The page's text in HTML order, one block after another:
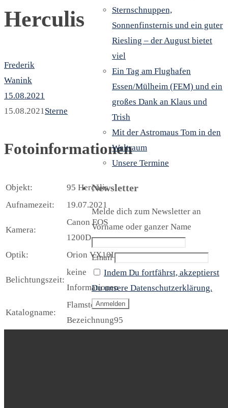
Herculis
Frederik
Wanink
15.08.2021
15.08.2021Sterne
Fotoinformationen
Objekt:
95 Herculis
Aufnamezeit:
19.07.2021
Kamera:
Canon EOS
1200D
Optik:
Orion VX10L
Belichtungszeit:
keine
Informationen
Katalogname:
Flamsteed-
Bezeichnung95
Sternschnuppen,
Sonnenfinsternis und ein guter
Riesling – der August bietet
viel
Ein Tag am Flughafen
Essen/Mülheim (FEM) und ein
großes Dank an Klaus und
Trish
Mit der Astromaus Tom in den
Weltraum
Unsere Termine
Newsletter
Melde dich zum Newsletter an
Vorname oder ganzer Name
Email
Indem Du fortfährst, akzeptierst
Du unsere Datenschutzerklärung.